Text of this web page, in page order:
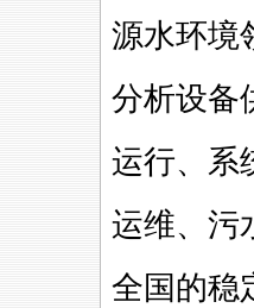
源水环境
分析设备
运行、系
运维、污
全国的稳